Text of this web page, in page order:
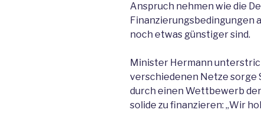
Anspruch nehmen wie die
Finanzierungsbedingungen
noch etwas günstiger sind.
Minister Hermann
verschiedenen Netze sorge
durch einen Wettbewerb
solide zu finanzieren: „Wir